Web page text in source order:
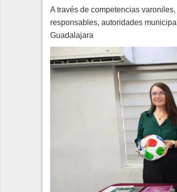
Edición Impresa
A través de competencias
responsables, autoridades
Guadalajara